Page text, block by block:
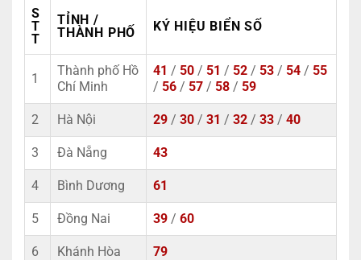
S
T
T
TỈNH /
THÀNH PHỐ
KÝ HIỆU BIỂN SỐ
1
Thành phố Hồ
Chí Minh
41 / 50 / 51 / 52 / 53 / 54 / 55
/ 56 / 57 / 58 / 59
2 Hà Nội 29 / 30 / 31 / 32 / 33 / 40
3 Đà Nẵng 43
4 Bình Dương 61
5 Đồng Nai 39 / 60
6 Khánh Hòa 79